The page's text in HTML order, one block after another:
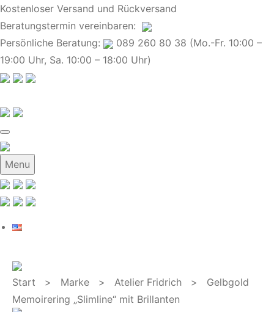
Kostenloser Versand und Rückversand
Beratungstermin vereinbaren:
Persönliche Beratung:
089 260 80 38 (Mo.-Fr. 10:00 –
19:00 Uhr, Sa. 10:00 – 18:00 Uhr)
Menu
Start > Marke > Atelier Fridrich > Gelbgold
Memoirering „Slimline“ mit Brillanten